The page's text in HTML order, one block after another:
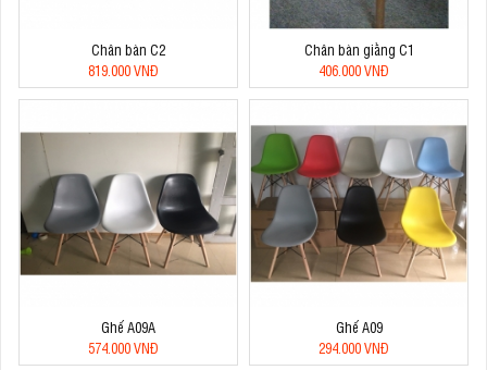
Chân bàn C2
819.000 VNĐ
Chân bàn giằng C1
406.000 VNĐ
Ghế A09A
574.000 VNĐ
Ghế A09
294.000 VNĐ